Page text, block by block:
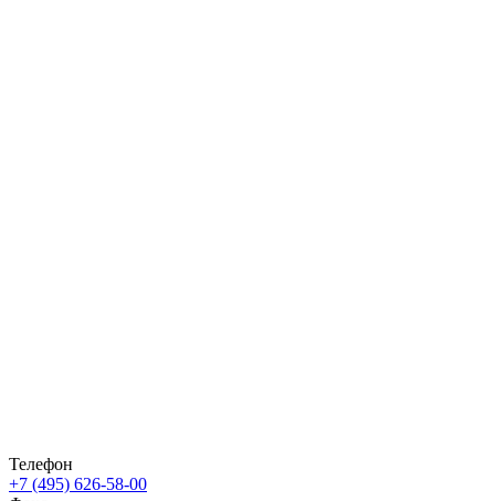
Телефон
+7 (495) 626-58-00